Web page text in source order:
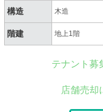
構造 木造
階建 地上1階
テナント募
店舗売却